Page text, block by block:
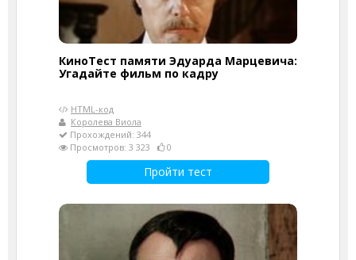
КиноТест памяти Эдуарда Марцевича:
Угадайте фильм по кадру
HTML-код
Королева Виола
Прохождений: 344
Просмотров: 3 323
0
Пройти тест